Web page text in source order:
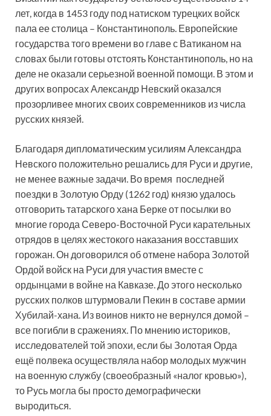
лет, когда в 1453 году под натиском турецких войск
пала ее столица – Константинополь. Европейские
государства того времени во главе с Ватиканом на
словах были готовы отстоять Константинополь, но на
деле не оказали серьезной военной помощи. В этом и
других вопросах Александр Невский оказался
прозорливее многих своих современников из числа
русских князей.
Благодаря дипломатическим усилиям Александра
Невского положительно решались для Руси и другие,
не менее важные задачи. Во время последней
поездки в Золотую Орду (1262 год) князю удалось
отговорить татарского хана Берке от посылки во
многие города Северо-Восточной Руси карательных
отрядов в целях жестокого наказания восставших
горожан. Он договорился об отмене набора Золотой
Ордой войск на Руси для участия вместе с
ордынцами в войне на Кавказе. До этого несколько
русских полков штурмовали Пекин в составе армии
Хубилай-хана. Из воинов никто не вернулся домой –
все погибли в сражениях. По мнению историков,
исследователей той эпохи, если бы Золотая Орда
ещё полвека осуществляла набор молодых мужчин
на военную службу (своеобразный «налог кровью»),
то Русь могла бы просто демографически
выродиться.